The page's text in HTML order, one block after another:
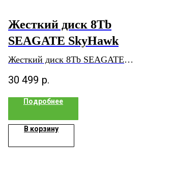
Жесткий диск 8Tb
SEAGATE SkyHawk
Жесткий диск 8Tb SEAGATE
SkyHawk
30 499 р.
Подробнее
В корзину